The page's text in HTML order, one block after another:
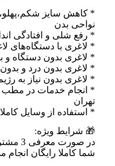
* کاهش سایز
نواحی بدن
* رفع شلی و افتادگی اندام
* لاغری با دستگاه‌های
* لاغری بدون دستگاه و با
* لاغری بدون درد و بدون
* لاغری بدون نیاز به رژیم
* انجام خدمات در مطب یا
تهران
* استفاده از وسایل کاملا
🎁 شرایط ویژه:
در صورت معرفی
شما کاملا رایگان انجام